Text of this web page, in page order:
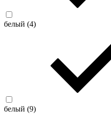
белый (4)
белый (9)